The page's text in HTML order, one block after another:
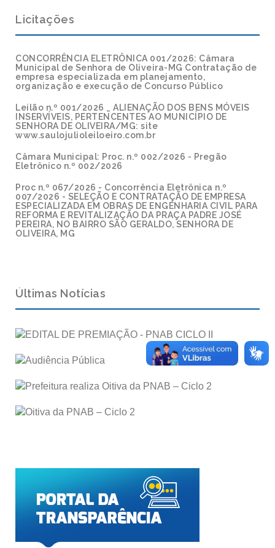
Licitações
CONCORRÊNCIA ELETRÔNICA 001/2026: Câmara
Municipal de Senhora de Oliveira-MG Contratação de
empresa especializada em planejamento,
organização e execução de Concurso Público
Leilão n.º 001/2026 _ ALIENAÇÃO DOS BENS MÓVEIS
INSERVÍVEIS, PERTENCENTES AO MUNICÍPIO DE
SENHORA DE OLIVEIRA/MG: site
www.saulojulioleiloeiro.com.br
Câmara Municipal: Proc. n.º 002/2026 - Pregão
Eletrônico n.º 002/2026
Proc n.º 067/2026 - Concorrência Eletrônica n.º
007/2026 - SELEÇÃO E CONTRATAÇÃO DE EMPRESA
ESPECIALIZADA EM OBRAS DE ENGENHARIA CIVIL PARA
REFORMA E REVITALIZAÇÃO DA PRAÇA PADRE JOSÉ
PEREIRA, NO BAIRRO SÃO GERALDO, SENHORA DE
OLIVEIRA, MG
Últimas Notícias